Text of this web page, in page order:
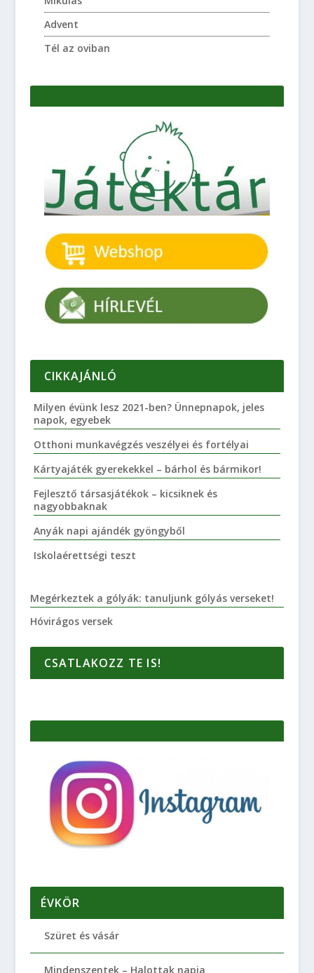
Advent
Tél az oviban
CIKKAJÁNLÓ
Milyen évünk lesz 2021-ben? Ünnepnapok, jeles
napok, egyebek
Otthoni munkavégzés veszélyei és fortélyai
Kártyajáték gyerekekkel – bárhol és bármikor!
Fejlesztő társasjátékok – kicsiknek és
nagyobbaknak
Anyák napi ajándék gyöngyből
Iskolaérettségi teszt
Megérkeztek a gólyák: tanuljunk gólyás verseket!
Hóvirágos versek
CSATLAKOZZ TE IS!
ÉVKÖR
Szüret és vásár
Mindenszentek – Halottak napja